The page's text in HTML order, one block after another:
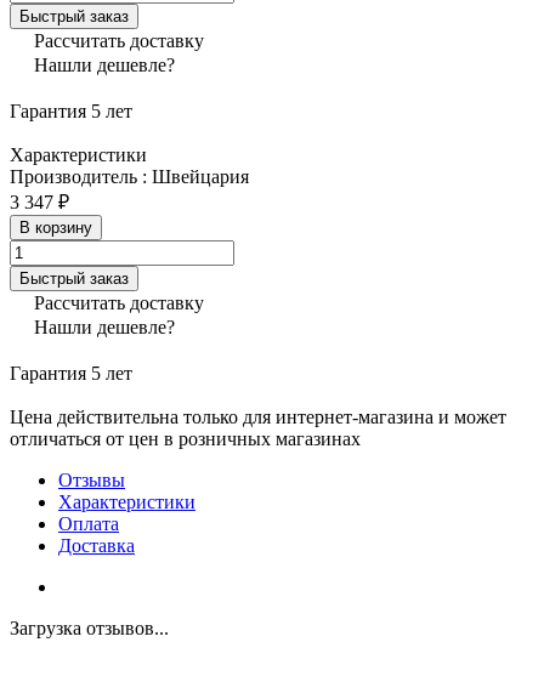
Быстрый заказ
Рассчитать доставку
Нашли дешевле?
Гарантия 5 лет
Характеристики
Производитель : Швейцария
3 347 ₽
В корзину
Быстрый заказ
Рассчитать доставку
Нашли дешевле?
Гарантия 5 лет
Цена действительна только для интернет-магазина и может
отличаться от цен в розничных магазинах
Отзывы
Характеристики
Оплата
Доставка
Загрузка отзывов...